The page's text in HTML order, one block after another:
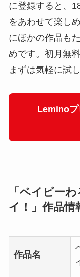
に登録すると、
をあわせて楽し
にほかの作品も
めです。初月無
まずは気軽に試
Leminoプ
「ベイビー
イ！」作品情
作品名